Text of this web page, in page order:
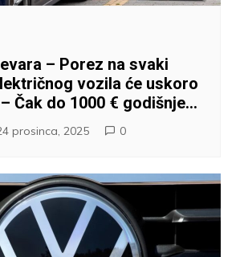
– Porez na svaki
vozila će uskoro
Čak do 1000 € godišnje…
prosinca, 2025 0